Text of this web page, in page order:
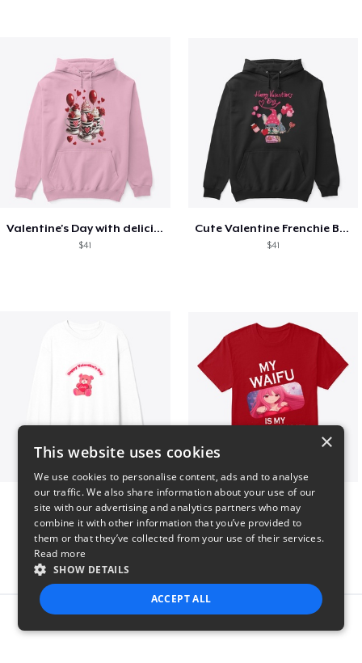
Valentine's Day with delicious food
$41
Cute Valentine Frenchie Bulldog
$41
vday !
$37
VALENTINE WAIFU
$25
×
This website uses cookies
We use cookies to personalise content, ads and to analyse
our traffic. We also share information about your use of our
site with our advertising and analytics partners who may
combine it with other information that you’ve provided to
them or that they’ve collected from your use of their services.
Read more
SHOW DETAILS
ACCEPT ALL
STRICTLY NECESSARY PERFORMANCE